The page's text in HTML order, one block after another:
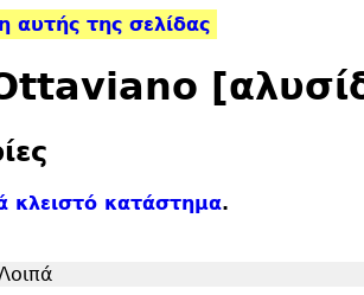
αυτής της σελίδας
κλειστό κατάστημα.